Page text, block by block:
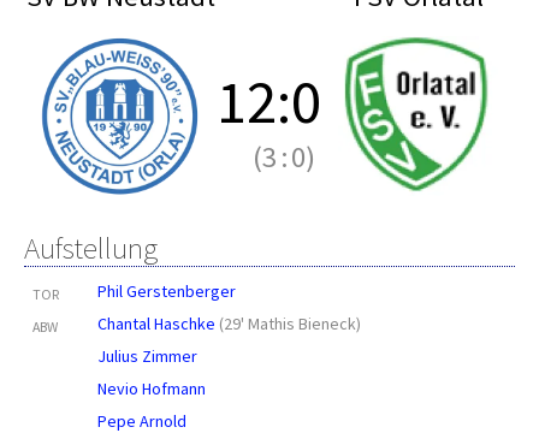
12:0
(3:0)
Aufstellung
TOR Phil Gerstenberger
ABW Chantal Haschke (29' Mathis Bieneck)
Julius Zimmer
Nevio Hofmann
Pepe Arnold